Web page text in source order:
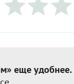
еще удобнее.